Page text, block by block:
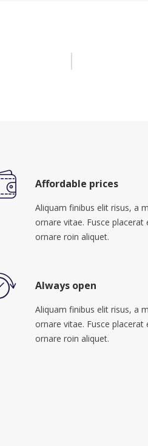
Affordable prices
Aliquam finibus elit risus, a
ornare vitae. Fusce placerat
ornare roin aliquet.
Always open
Aliquam finibus elit risus, a
ornare vitae. Fusce placerat
ornare roin aliquet.